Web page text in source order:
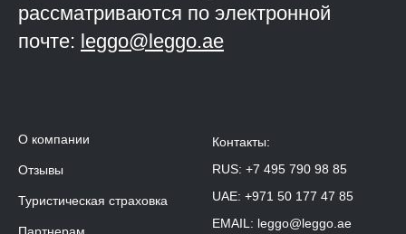
рассматриваются по электронной
почте: leggo@leggo.ae
О компании
Отзывы
Туристическая страховка
Партнерам
Контакты:
RUS: +7 495 790 98 85
UAE: +971 50 177 47 85
EMAIL: leggo@leggo.ae